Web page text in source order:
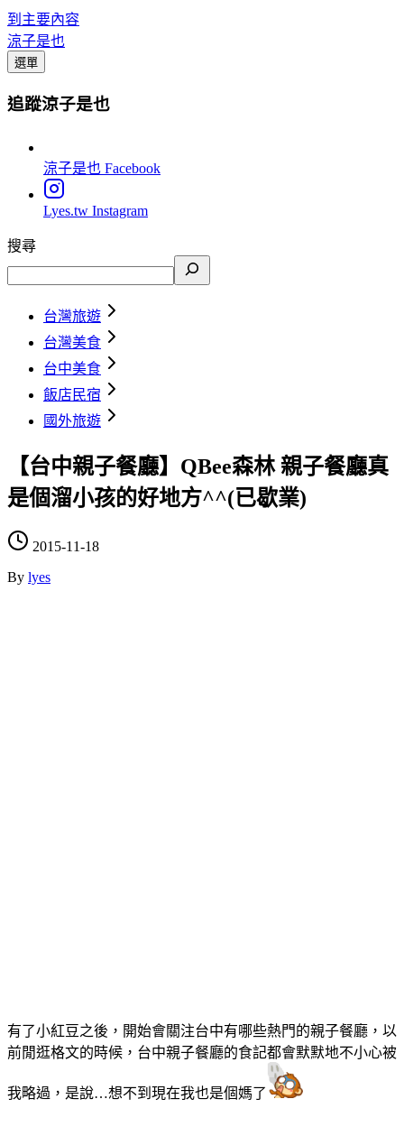
到主要內容
涼子是也
選單
追蹤涼子是也
涼子是也 Facebook
Lyes.tw Instagram
搜尋
台灣旅遊
台灣美食
台中美食
飯店民宿
國外旅遊
【台中親子餐廳】QBee森林 親子餐廳真
是個溜小孩的好地方^^(已歇業)
2015-11-18
By lyes
有了小紅豆之後，開始會關注台中有哪些熱門的親子餐廳，以
前閒逛格文的時候，台中親子餐廳的食記都會默默地不小心被
我略過，是說…想不到現在我也是個媽了